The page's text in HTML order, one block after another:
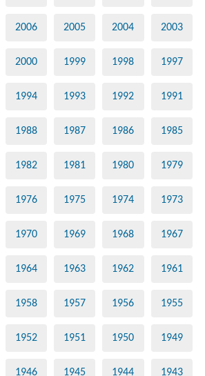
2006 2005 2004 2003
2000 1999 1998 1997
1994 1993 1992 1991
1988 1987 1986 1985
1982 1981 1980 1979
1976 1975 1974 1973
1970 1969 1968 1967
1964 1963 1962 1961
1958 1957 1956 1955
1952 1951 1950 1949
1946 1945 1944 1943